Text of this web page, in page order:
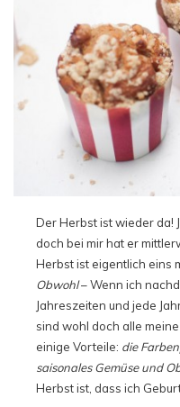
Der Herbst ist wieder da!
doch bei mir hat er
Herbst ist eigentlich eins
Obwohl– Wenn ich
Jahreszeiten und jede
sind wohl doch alle meine
einige Vorteile: die
saisonales Gemüse und
Herbst ist, dass ich